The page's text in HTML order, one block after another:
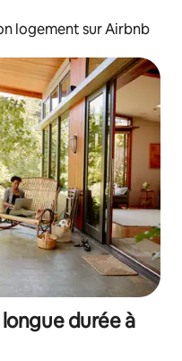
logement sur Airbnb
durée à